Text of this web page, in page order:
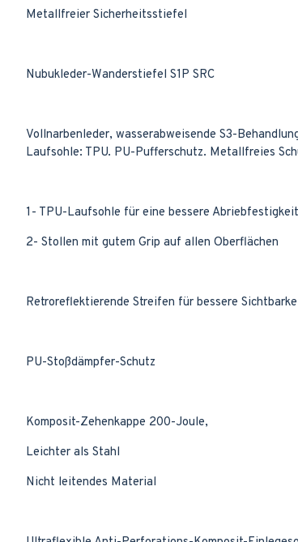
Metallfreier Sicherheitsstiefel
Nubukleder-Wanderstiefel S1P SRC
Vollnarbenleder, wasserabweisende S3-
Laufsohle: TPU. PU-Pufferschutz. Metallfreies
1- TPU-Laufsohle für eine bessere Abriebfestigkeit
2- Stollen mit gutem Grip auf allen Oberflächen
Retroreflektierende Streifen für bessere
PU-Stoßdämpfer-Schutz
Komposit-Zehenkappe 200-Joule,
Leichter als Stahl
Nicht leitendes Material